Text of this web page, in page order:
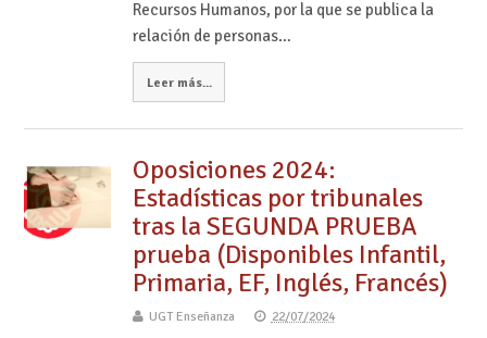
Recursos Humanos, por la que se publica la
relación de personas…
Leer más...
Oposiciones 2024:
Estadísticas por tribunales
tras la SEGUNDA PRUEBA
prueba (Disponibles Infantil,
Primaria, EF, Inglés, Francés)
UGT Enseñanza 22/07/2024